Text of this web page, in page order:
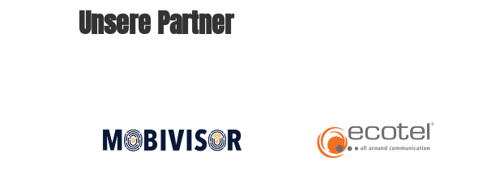
Unsere Partner
Kundenbedürfnisse aufzunehmen und zu
verstehen, um so...
„Wir sind bereits seit Jahren Kunde bei
SYNO und haben mittlerweile hunderte...